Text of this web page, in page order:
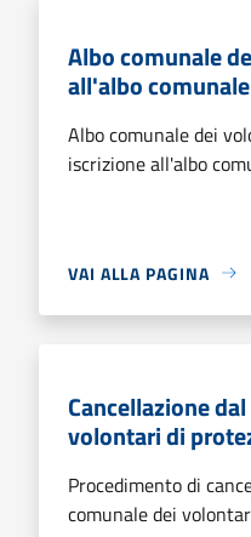
Albo comunale
all'albo
Albo comunale dei
iscrizione all'albo
VAI ALLA PAGINA
Cancellazione
volontari di
Procedimento di
comunale dei